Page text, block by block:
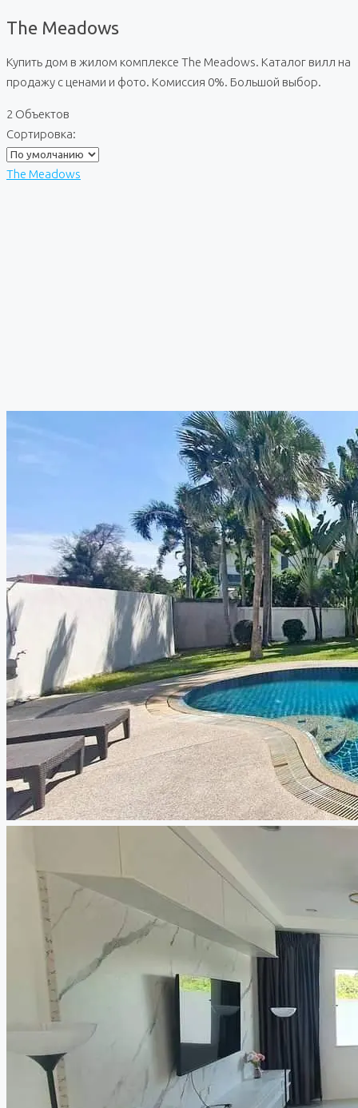
The Meadows
Купить дом в жилом комплексе The Meadows. Каталог вилл на
продажу с ценами и фото. Комиссия 0%. Большой выбор.
2 Объектов
Сортировка:
The Meadows